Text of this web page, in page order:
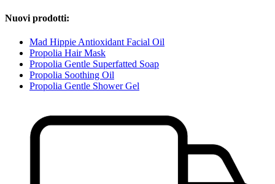
Nuovi prodotti:
Mad Hippie Antioxidant Facial Oil
Propolia Hair Mask
Propolia Gentle Superfatted Soap
Propolia Soothing Oil
Propolia Gentle Shower Gel